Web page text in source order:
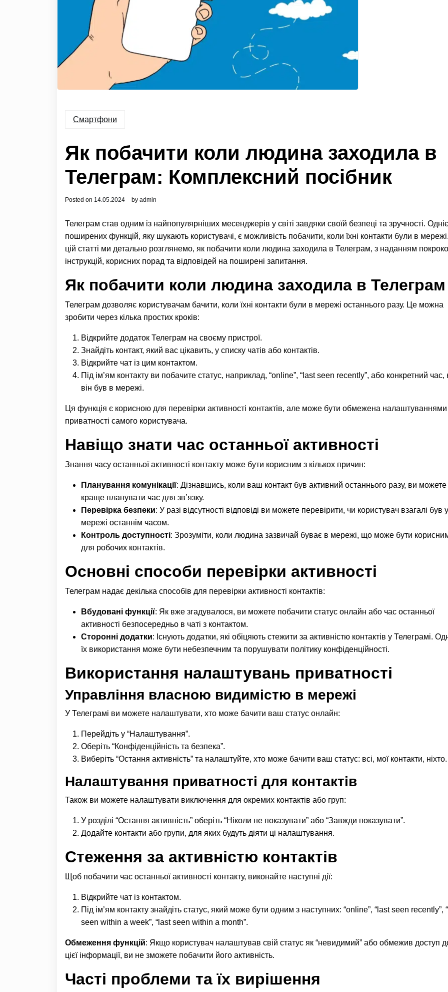
Смартфони
Як побачити коли людина заходила в
Телеграм: Комплексний посібник
Posted on 14.05.2024 by admin
Телеграм став одним із найпопулярніших месенджерів у світі завдяки своїй безпеці та зручності.
поширених функцій, яку шукають користувачі, є можливість побачити, коли їхні контакти були в
цій статті ми детально розглянемо, як побачити коли людина заходила в Телеграм, з наданням
інструкцій, корисних порад та відповідей на поширені запитання.
Як побачити коли людина заходила в Телеграм
Телеграм дозволяє користувачам бачити, коли їхні контакти були в мережі останнього разу. Це можна
зробити через кілька простих кроків:
Відкрийте додаток Телеграм на своєму пристрої.
Знайдіть контакт, який вас цікавить, у списку чатів або контактів.
Відкрийте чат із цим контактом.
Під ім’ям контакту ви побачите статус, наприклад, “online”, “last seen recently”, або конкретний час,
він був в мережі.
Ця функція є корисною для перевірки активності контактів, але може бути обмежена налаштуваннями
приватності самого користувача.
Навіщо знати час останньої активності
Знання часу останньої активності контакту може бути корисним з кількох причин:
Планування комунікації: Дізнавшись, коли ваш контакт був активний останнього разу, ви можете
краще планувати час для зв’язку.
Перевірка безпеки: У разі відсутності відповіді ви можете перевірити, чи користувач взагалі був у
мережі останнім часом.
Контроль доступності: Зрозуміти, коли людина зазвичай буває в мережі, що може бути
для робочих контактів.
Основні способи перевірки активності
Телеграм надає декілька способів для перевірки активності контактів:
Вбудовані функції: Як вже згадувалося, ви можете побачити статус онлайн або час останньої
активності безпосередньо в чаті з контактом.
Сторонні додатки: Існують додатки, які обіцяють стежити за активністю контактів у Телеграмі.
їх використання може бути небезпечним та порушувати політику конфіденційності.
Використання налаштувань приватності
Управління власною видимістю в мережі
У Телеграмі ви можете налаштувати, хто може бачити ваш статус онлайн:
Перейдіть у “Налаштування”.
Оберіть “Конфіденційність та безпека”.
Виберіть “Остання активність” та налаштуйте, хто може бачити ваш статус: всі, мої контакти, ніхто.
Налаштування приватності для контактів
Також ви можете налаштувати виключення для окремих контактів або груп:
У розділі “Остання активність” оберіть “Ніколи не показувати” або “Завжди показувати”.
Додайте контакти або групи, для яких будуть діяти ці налаштування.
Стеження за активністю контактів
Щоб побачити час останньої активності контакту, виконайте наступні дії:
Відкрийте чат із контактом.
Під ім’ям контакту знайдіть статус, який може бути одним з наступних: “online”, “last seen recently”,
seen within a week”, “last seen within a month”.
Обмеження функцій: Якщо користувач налаштував свій статус як “невидимий” або обмежив доступ
цієї інформації, ви не зможете побачити його активність.
Часті проблеми та їх вирішення